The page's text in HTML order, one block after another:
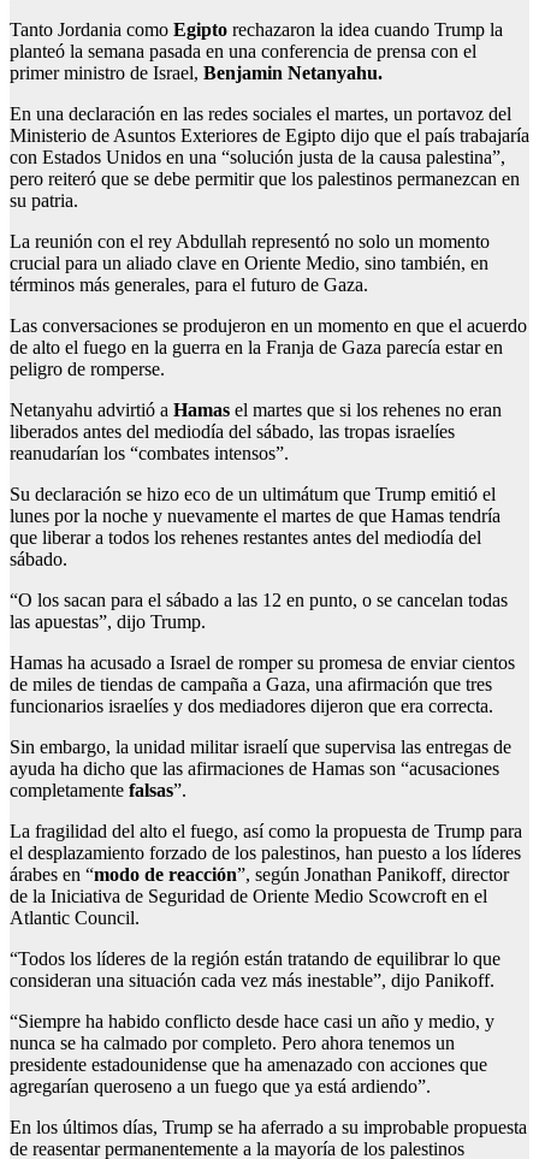
Tanto Jordania como Egipto rechazaron la idea cuando Trump la
planteó la semana pasada en una conferencia de prensa con el
primer ministro de Israel, Benjamin Netanyahu.
En una declaración en las redes sociales el martes, un portavoz del
Ministerio de Asuntos Exteriores de Egipto dijo que el país trabajaría
con Estados Unidos en una “solución justa de la causa palestina”,
pero reiteró que se debe permitir que los palestinos permanezcan en
su patria.
La reunión con el rey Abdullah representó no solo un momento
crucial para un aliado clave en Oriente Medio, sino también, en
términos más generales, para el futuro de Gaza.
Las conversaciones se produjeron en un momento en que el acuerdo
de alto el fuego en la guerra en la Franja de Gaza parecía estar en
peligro de romperse.
Netanyahu advirtió a Hamas el martes que si los rehenes no eran
liberados antes del mediodía del sábado, las tropas israelíes
reanudarían los “combates intensos”.
Su declaración se hizo eco de un ultimátum que Trump emitió el
lunes por la noche y nuevamente el martes de que Hamas tendría
que liberar a todos los rehenes restantes antes del mediodía del
sábado.
“O los sacan para el sábado a las 12 en punto, o se cancelan todas
las apuestas”, dijo Trump.
Hamas ha acusado a Israel de romper su promesa de enviar cientos
de miles de tiendas de campaña a Gaza, una afirmación que tres
funcionarios israelíes y dos mediadores dijeron que era correcta.
Sin embargo, la unidad militar israelí que supervisa las entregas de
ayuda ha dicho que las afirmaciones de Hamas son “acusaciones
completamente falsas”.
La fragilidad del alto el fuego, así como la propuesta de Trump para
el desplazamiento forzado de los palestinos, han puesto a los líderes
árabes en “modo de reacción”, según Jonathan Panikoff, director
de la Iniciativa de Seguridad de Oriente Medio Scowcroft en el
Atlantic Council.
“Todos los líderes de la región están tratando de equilibrar lo que
consideran una situación cada vez más inestable”, dijo Panikoff.
“Siempre ha habido conflicto desde hace casi un año y medio, y
nunca se ha calmado por completo. Pero ahora tenemos un
presidente estadounidense que ha amenazado con acciones que
agregarían queroseno a un fuego que ya está ardiendo”.
En los últimos días, Trump se ha aferrado a su improbable propuesta
de reasentar permanentemente a la mayoría de los palestinos